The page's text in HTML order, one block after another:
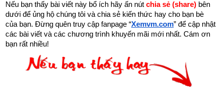
Nếu bạn thấy bài viết này bổ ích hãy ấn nút chia sẻ (share) bên
dưới để ủng hộ chúng tôi và chia sẻ kiến thức hay cho bạn bè
của bạn. Đừng quên truy cập fanpage “Xemvm.com” để cập nhật
các bài viết và các chương trình khuyến mãi mới nhất. Cám ơn
bạn rất nhiều!